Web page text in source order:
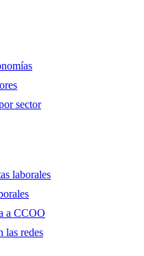
sector
laborales
a CCOO
las redes